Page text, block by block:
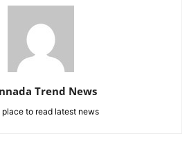
Trend News
place to read latest news